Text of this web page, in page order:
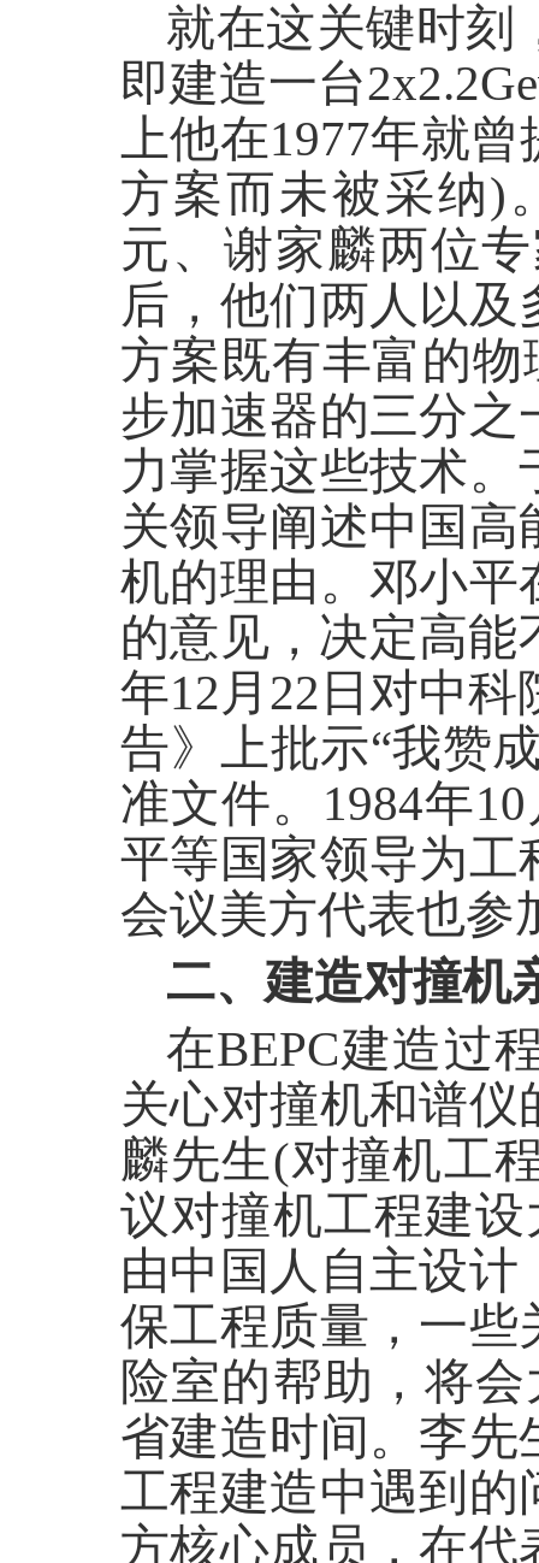
就在这关键时刻
即建造一台
上他在1977年就
方案而未被采纳)
元、谢家麟两位
后，他们两人以
方案既有丰富的
步加速器的三分
力掌握这些技术
关领导阐述中国
机的理由。邓小平
的意见，决定高能
年12月22日对中
告》上批示“我赞
准文件。1984年
平等国家领导为工
会议美方代表也参
二、建造对撞机
在BEPC建造过
关心对撞机和谱
麟先生(对撞机工
议对撞机工程建设
由中国人自主设
保工程质量，一些
险室的帮助，将
省建造时间。李
工程建造中遇到的
方核心成员，在